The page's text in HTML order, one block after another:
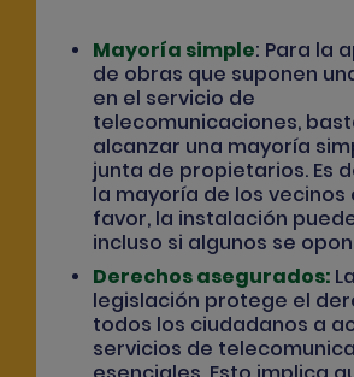
Mayoría simple: Para la
de obras que suponen
en el servicio de
telecomunicaciones,
alcanzar una mayoría
junta de propietarios. Es
la mayoría de los vecinos
favor, la instalación
incluso si algunos se
Derechos asegurados: La
legislación protege el
todos los ciudadanos a
servicios de